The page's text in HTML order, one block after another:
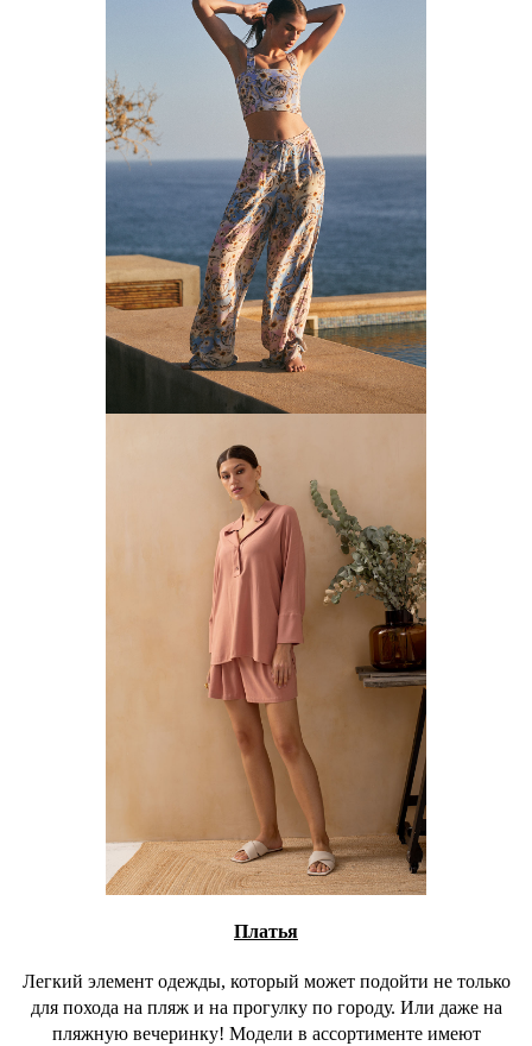
Платья
Легкий элемент одежды, который может подойти не только
для похода на пляж и на прогулку по городу. Или даже на
пляжную вечеринку! Модели в ассортименте имеют